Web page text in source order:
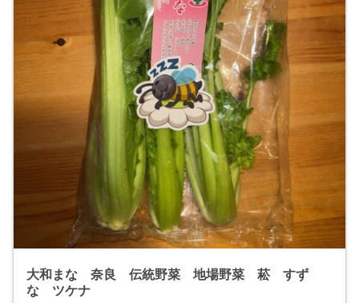
大和まな 奈良 伝統野菜 地場野菜 菘 すず
な ツケナ